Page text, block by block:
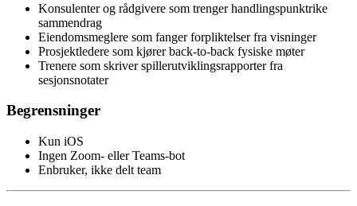
Konsulenter og rådgivere som trenger handlingspunktrike
sammendrag
Eiendomsmeglere som fanger forpliktelser fra visninger
Prosjektledere som kjører back-to-back fysiske møter
Trenere som skriver spillerutviklingsrapporter fra
sesjonsnotater
Begrensninger
Kun iOS
Ingen Zoom- eller Teams-bot
Enbruker, ikke delt team